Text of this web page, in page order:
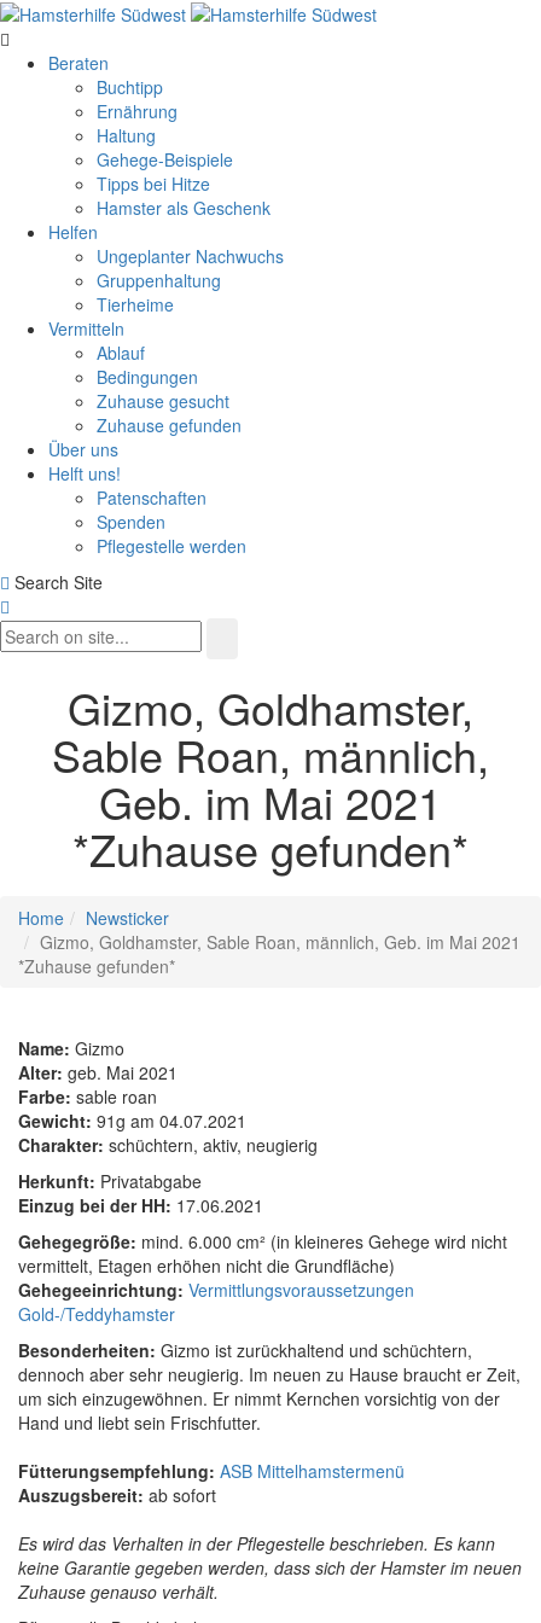
Beraten
Buchtipp
Ernährung
Haltung
Gehege-Beispiele
Tipps bei Hitze
Hamster als Geschenk
Helfen
Ungeplanter Nachwuchs
Gruppenhaltung
Tierheime
Vermitteln
Ablauf
Bedingungen
Zuhause gesucht
Zuhause gefunden
Über uns
Helft uns!
Patenschaften
Spenden
Pflegestelle werden
Search Site
Gizmo, Goldhamster,
Sable Roan, männlich,
Geb. im Mai 2021
*Zuhause gefunden*
Home
Newsticker
Gizmo, Goldhamster, Sable Roan, männlich, Geb. im Mai 2021
*Zuhause gefunden*
Name: Gizmo
Alter: geb. Mai 2021
Farbe: sable roan
Gewicht: 91g am 04.07.2021
Charakter: schüchtern, aktiv, neugierig
Herkunft: Privatabgabe
Einzug bei der HH: 17.06.2021
Gehegegröße: mind. 6.000 cm² (in kleineres Gehege wird nicht
vermittelt, Etagen erhöhen nicht die Grundfläche)
Gehegeeinrichtung: Vermittlungsvoraussetzungen
Gold-/Teddyhamster
Besonderheiten: Gizmo ist zurückhaltend und schüchtern,
dennoch aber sehr neugierig. Im neuen zu Hause braucht er Zeit,
um sich einzugewöhnen. Er nimmt Kernchen vorsichtig von der
Hand und liebt sein Frischfutter.
Fütterungsempfehlung: ASB Mittelhamstermenü
Auszugsbereit: ab sofort
Es wird das Verhalten in der Pflegestelle beschrieben. Es kann
keine Garantie gegeben werden, dass sich der Hamster im neuen
Zuhause genauso verhält.